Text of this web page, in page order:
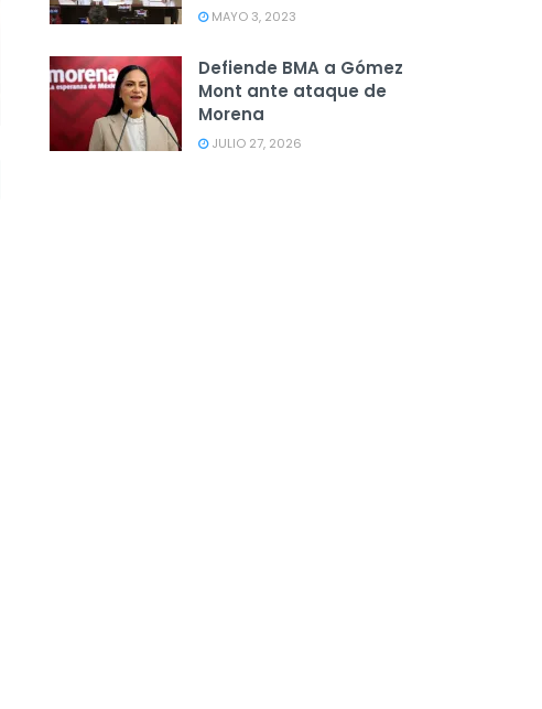
MAYO 3, 2023
Defiende BMA a Gómez
Mont ante ataque de
Morena
JULIO 27, 2026